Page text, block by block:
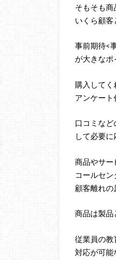
そもそも商
いくら顧客
事前期待<
が大きなポ
購入してく
アンケート
口コミなど
して必要に
商品やサー
コールセ
顧客離れの
商品は製品
従業員の教
対応が可能